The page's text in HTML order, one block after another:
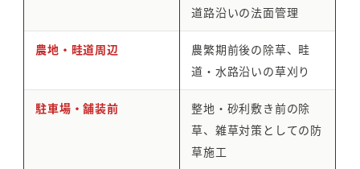
道路沿いの法面管理
農地・畦道周辺
農繁期前後の除草、畦
道・水路沿いの草刈り
駐車場・舗装前
整地・砂利敷き前の除
草、雑草対策としての防
草施工